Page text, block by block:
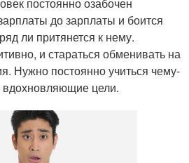
постоянно озабочен
до зарплаты и боится
ли притянется к нему.
и стараться обменивать на
Нужно постоянно учиться чему-
вдохновляющие цели.